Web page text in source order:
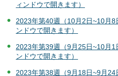
ィンドウで開きます）
2023年第40週（10月2日~10月8
ンドウで開きます）
2023年第39週（9月25日~10月1
ンドウで開きます）
2023年第38週（9月18日~9月24